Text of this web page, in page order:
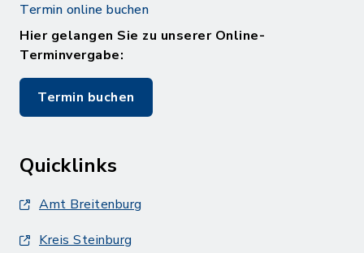
Termin online buchen
Hier gelangen Sie zu unserer Online-
Terminvergabe:
Termin buchen
Quicklinks
Amt Breitenburg
Kreis Steinburg